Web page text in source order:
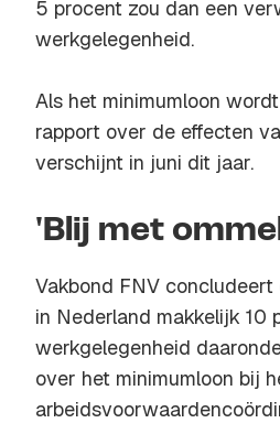
5 procent zou dan een
werkgelegenheid.
Als het minimumloon
rapport over de effecten
verschijnt in juni dit jaar.
'Blij met
Vakbond FNV
in Nederland makkelijk 10
werkgelegenheid
over het minimumloon bij